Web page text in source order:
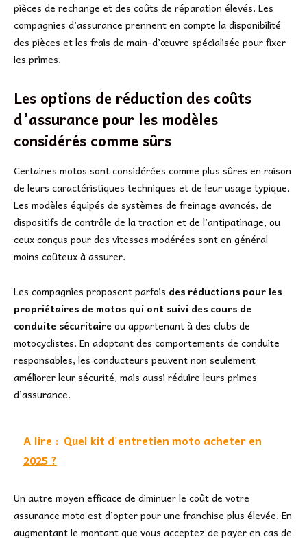
pièces de rechange et des coûts de réparation élevés. Les
compagnies d’assurance prennent en compte la disponibilité
des pièces et les frais de main-d’œuvre spécialisée pour fixer
les primes.
Les options de réduction des coûts
d’assurance pour les modèles
considérés comme sûrs
Certaines motos sont considérées comme plus sûres en raison
de leurs caractéristiques techniques et de leur usage typique.
Les modèles équipés de systèmes de freinage avancés, de
dispositifs de contrôle de la traction et de l’antipatinage, ou
ceux conçus pour des vitesses modérées sont en général
moins coûteux à assurer.
Les compagnies proposent parfois des réductions pour les
propriétaires de motos qui ont suivi des cours de
conduite sécuritaire ou appartenant à des clubs de
motocyclistes. En adoptant des comportements de conduite
responsables, les conducteurs peuvent non seulement
améliorer leur sécurité, mais aussi réduire leurs primes
d’assurance.
A lire : Quel kit d'entretien moto acheter en
2025 ?
Un autre moyen efficace de diminuer le coût de votre
assurance moto est d’opter pour une franchise plus élevée. En
augmentant le montant que vous acceptez de payer en cas de